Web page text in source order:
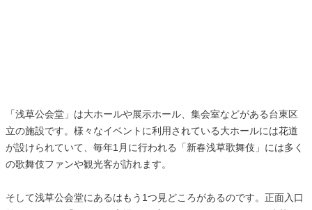
「浅草公会堂」は大ホールや展示ホール、集会室などがある台東区
立の施設です。様々なイベントに利用されている大ホールには花道
が設けられていて、毎年1月に行われる「新春浅草歌舞伎」には多く
の歌舞伎ファンや観光客が訪れます。
そして浅草公会堂にあるはもう1つ見どころがあるのです。正面入口